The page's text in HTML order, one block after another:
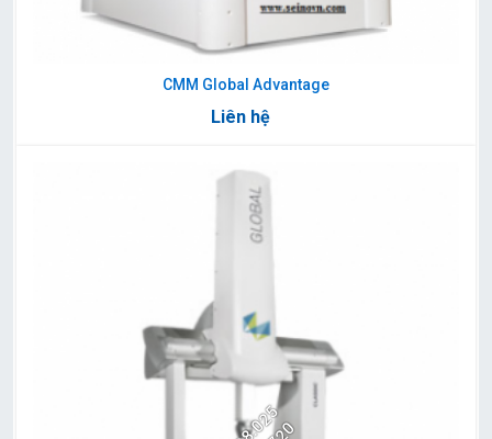
CMM Global Advantage
Liên hệ